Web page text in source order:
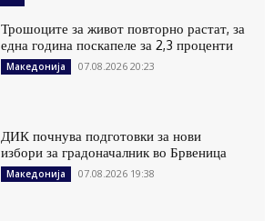
Трошоците за живот повторно растат, за
една година поскапеле за 2,3 проценти
Македонија 07.08.2026 20:23
ДИК почнува подготовки за нови
избори за градоначалник во Брвеница
Македонија 07.08.2026 19:38